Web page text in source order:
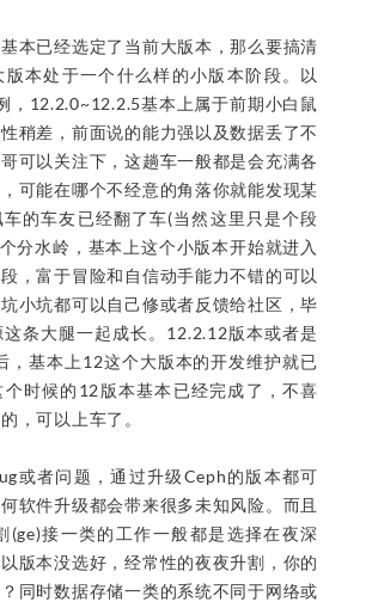
本已经选定了当前大版本，那么要搞清
本处于一个什么样的小版本阶段。以
，12.2.0~12.2.5基本上属于前期小白鼠
稍差，前面说的能力强以及数据丢了不
可以关注下，这趟车一般都是会充满各
可能在哪个不经意的角落你就能发现某
的车友已经翻了车(当然这里只是个段
分水岭，基本上这个小版本开始就进入
，富于冒险和自信动手能力不错的可以
坑小坑都可以自己修或者反馈给社区，毕
条大腿一起成长。12.2.12版本或者是
，基本上12这个大版本的开发维护就已
时候的12版本基本已经完成了，不喜
，可以上车了。
或者问题，通过升级Ceph的版本都可
软件升级都会带来很多未知风险。而且
(ge)接一类的工作一般都是选择在夜深
版本没选好，经常性的夜夜升割，你的
同时数据存储一类的系统不同于网络或